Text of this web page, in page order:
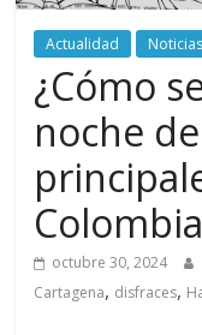
Actualidad Noticias
¿Cómo
noche
octubre 30, 2024
Cartagena, disfraces,